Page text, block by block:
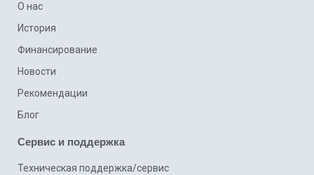
О нас
История
Финансирование
Новости
Рекомендации
Блог
Сервис и поддержка
Техническая поддержка/сервис